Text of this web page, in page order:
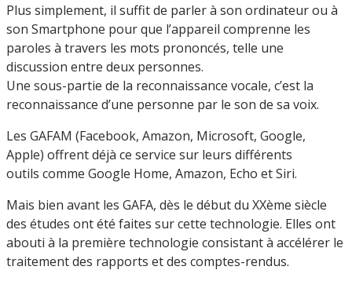
Plus simplement, il suffit de parler à son ordinateur ou à
son Smartphone pour que l’appareil comprenne les
paroles à travers les mots prononcés, telle une
discussion entre deux personnes.
Une sous-partie de la reconnaissance vocale, c’est la
reconnaissance d’une personne par le son de sa voix.
Les GAFAM (Facebook, Amazon, Microsoft, Google,
Apple) offrent déjà ce service sur leurs différents
outils comme Google Home, Amazon, Echo et Siri.
Mais bien avant les GAFA, dès le début du XXème siècle
des études ont été faites sur cette technologie. Elles ont
abouti à la première technologie consistant à accélérer le
traitement des rapports et des comptes-rendus.